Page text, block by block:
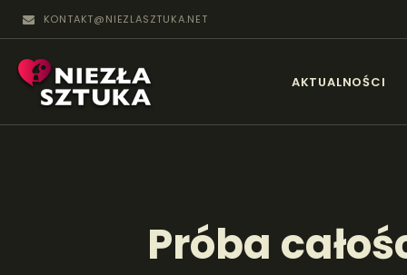
KONTAKT@NIEZLASZTUKA.NET
AKTUALNOŚCI
Próba